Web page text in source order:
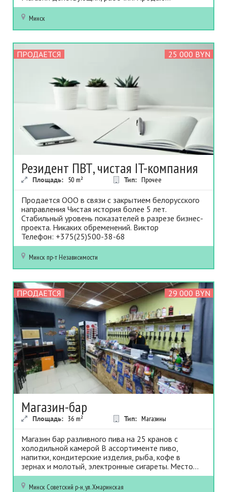
Минск
ПРОДАЕТСЯ 25 000 BYN
Резидент ПВТ, чистая IT-компания
Площадь: 50 m² Тип: Прочее
Продается ООО в связи с закрытием белорусского
направления Чистая история более 5 лет.
Стабильный уровень показателей в разрезе бизнес-
проекта. Никаких обременений. Виктор
Телефон: +375(25)500-38-68
Минск пр-т Независимости
ПРОДАЕТСЯ 29 000 BYN
Магазин-бар
Площадь: 36 m² Тип: Магазины
Магазин бар разливного пива на 25 кранов с
холодильной камерой В ассортименте пиво,
напитки, кондитерские изделия, рыба, кофе в
зернах и молотый, электронные сигареты. Место...
Минск Советский р-н, ул. Хмаринская